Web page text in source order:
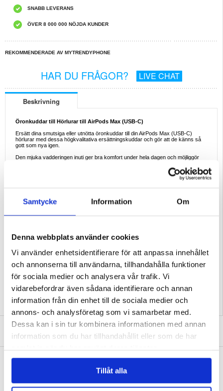
Samtycke Information Om
Denna webbplats använder cookies
Vi använder enhetsidentifierare för att anpassa innehållet
och annonserna till användarna, tillhandahålla funktioner
för sociala medier och analysera vår trafik. Vi
vidarebefordrar även sådana identifierare och annan
information från din enhet till de sociala medier och
annons- och analysföretag som vi samarbetar med.
Dessa kan i sin tur kombinera informationen med annan
information som du har tillhandahållit eller som de har
Tillåt alla
SNABB LEVERANS
ÖVER 8 000 000 NÖJDA KUNDER
REKOMMENDERADE AV MYTRENDYPHONE
HAR DU FRÅGOR? LIVE CHAT
Beskrivning
Öronkuddar till Hörlurar till AirPods Max (USB-C)
Ersätt dina smutsiga eller utnötta öronkuddar till din AirPods Max (USB-C)
hörlurar med dessa högkvalitativa ersättningskuddar och gör att de känns så
gott som nya igen.
Den mjuka vadderingen inuti ger bra komfort under hela dagen och möjliggör
missfärgas. Dessa öronkuddar är designade för att passa perfekt på din
AirPods Max (USB-C) och du kan installera dem inom loppen av några
- Extra öronkuddar till Apple AirPods Max (USB-C) hörlurar
- Designade för sömlös kompatibilitet och enkel installation
- Tillverkade av hudvänliga material
Kompatibilitet: Apple AirPods Max (USB-C)
SKRIV EN RECENSION
ANDRA KUNDER HAR OCKSÅ KÖPT
iPhone 17 Pro metallstötfångare med förhöjda
166,00 kr
iPhone 17 Pro metallstötfångare med förhöjda
166,00 kr